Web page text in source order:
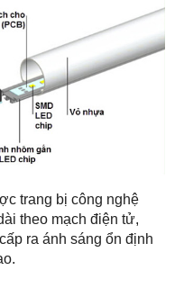
trang bị công nghệ
theo mạch điện tử,
ra ánh sáng ổn định